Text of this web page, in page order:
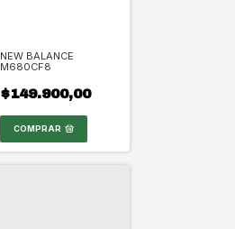
NEW BALANCE
M680CF8
$149.900,00
COMPRAR